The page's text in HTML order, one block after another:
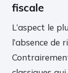
fiscale
L’aspect le
l’absence de